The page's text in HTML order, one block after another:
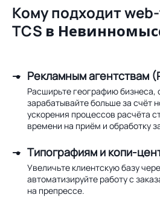
Кому подходит
TCS в
Рекламным агентствам
Расширьте географию бизнеса,
зарабатывайте больше за счёт
ускорения процессов расчёта
времени на приём и обработку
Типографиям и копи-
Увеличьте клиентскую базу
автоматизируйте работу с
на препрессе.